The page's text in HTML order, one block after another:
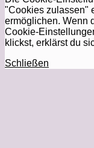
"Cookies zulassen"
ermöglichen. Wenn
Cookie-
klickst, erklärst du
Schließen